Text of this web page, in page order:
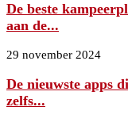
De beste
aan de...
29 november 2024
De nieuwste apps
zelfs...